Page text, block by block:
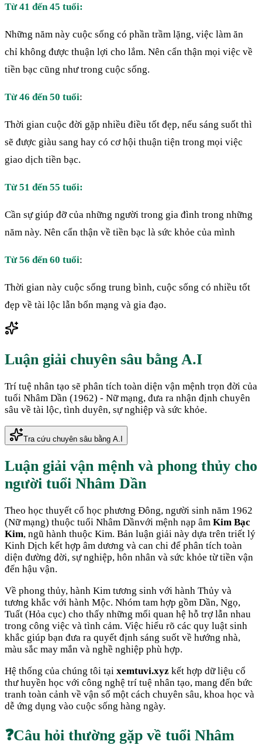
Từ 41 đến 45 tuổi:
Những năm này cuộc sống có phần trầm lặng, việc làm ăn
chỉ không được thuận lợi cho lắm. Nên cẩn thận mọi việc về
tiền bạc cũng như trong cuộc sống.
Từ 46 đến 50 tuổi:
Thời gian cuộc đời gặp nhiều điều tốt đẹp, nếu sáng suốt thì
sẽ được giàu sang hay có cơ hội thuận tiện trong mọi việc
giao dịch tiền bạc.
Từ 51 đến 55 tuổi:
Cần sự giúp đỡ của những người trong gia đình trong những
năm này. Nên cẩn thận về tiền bạc là sức khỏe của mình
Từ 56 đến 60 tuổi:
Thời gian này cuộc sống trung bình, cuộc sống có nhiều tốt
đẹp về tài lộc lẫn bổn mạng và gia đạo.
Luận giải chuyên sâu bằng A.I
Trí tuệ nhân tạo sẽ phân tích toàn diện vận mệnh trọn đời của
tuổi Nhâm Dần (1962) - Nữmạng, đưa ra nhận định chuyên
sâu về tài lộc, tình duyên, sự nghiệp và sức khỏe.
Tra cứu chuyên sâu bằng A.I
Luận giải vận mệnh và phong thủy cho
người tuổi Nhâm Dần
Theo học thuyết cổ học phương Đông, người sinh năm 1962
(Nữ mạng) thuộc tuổi Nhâm Dầnvới mệnh nạp âm Kim Bạc
Kim, ngũ hành thuộc Kim. Bản luận giải này dựa trên triết lý
Kinh Dịch kết hợp âm dương và can chi để phân tích toàn
diện đường đời, sự nghiệp, hôn nhân và sức khỏe từ tiền vận
đến hậu vận.
Về phong thủy, hành Kim tương sinh với hành Thủy và
tương khắc với hành Mộc. Nhóm tam hợp gồm Dần, Ngọ,
Tuất (Hỏa cục) cho thấy những mối quan hệ hỗ trợ lẫn nhau
trong công việc và tình cảm. Việc hiểu rõ các quy luật sinh
khắc giúp bạn đưa ra quyết định sáng suốt về hướng nhà,
màu sắc may mắn và nghề nghiệp phù hợp.
Hệ thống của chúng tôi tại xemtuvi.xyz kết hợp dữ liệu cổ
thư huyền học với công nghệ trí tuệ nhân tạo, mang đến bức
tranh toàn cảnh về vận số một cách chuyên sâu, khoa học và
dễ ứng dụng vào cuộc sống hàng ngày.
❓Câu hỏi thường gặp về tuổi Nhâm